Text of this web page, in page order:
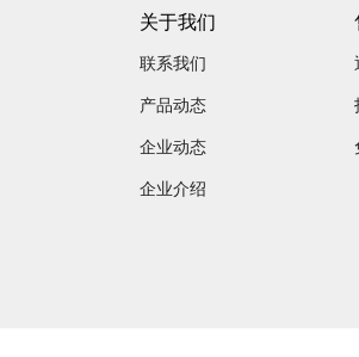
关于我们
联系我们
产品动态
企业动态
企业介绍